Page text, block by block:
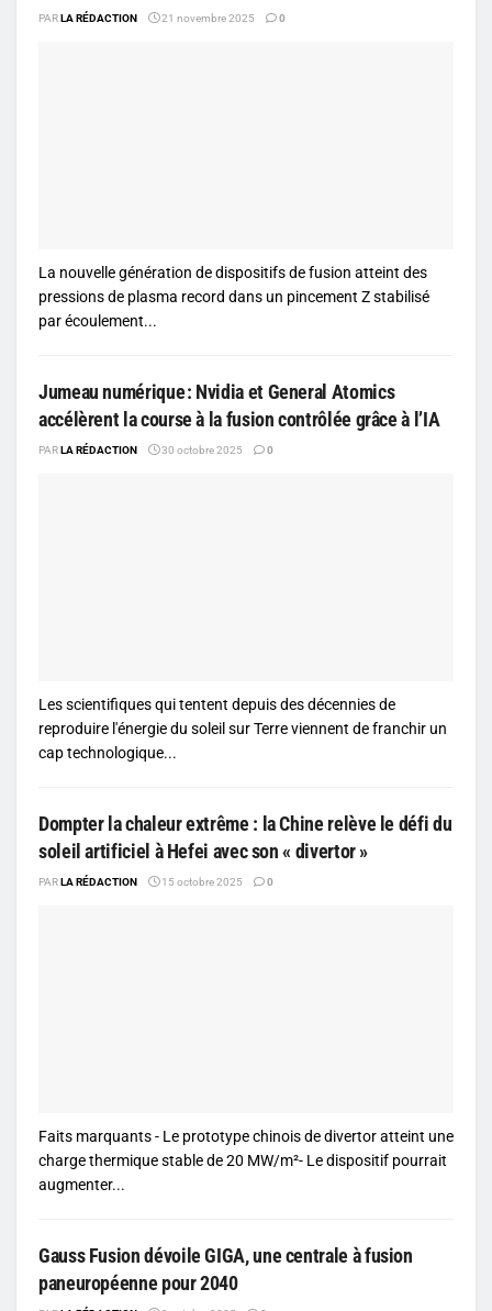
PARLA RÉDACTION 21 novembre 2025 0
La nouvelle génération de dispositifs de fusion atteint des
pressions de plasma record dans un pincement Z stabilisé
par écoulement...
Jumeau numérique : Nvidia et General Atomics
accélèrent la course à la fusion contrôlée grâce à l’IA
PARLA RÉDACTION 30 octobre 2025 0
Les scientifiques qui tentent depuis des décennies de
reproduire l'énergie du soleil sur Terre viennent de franchir un
cap technologique...
Dompter la chaleur extrême : la Chine relève le défi du
soleil artificiel à Hefei avec son « divertor »
PARLA RÉDACTION 15 octobre 2025 0
Faits marquants - Le prototype chinois de divertor atteint une
charge thermique stable de 20 MW/m²- Le dispositif pourrait
augmenter...
Gauss Fusion dévoile GIGA, une centrale à fusion
paneuropéenne pour 2040